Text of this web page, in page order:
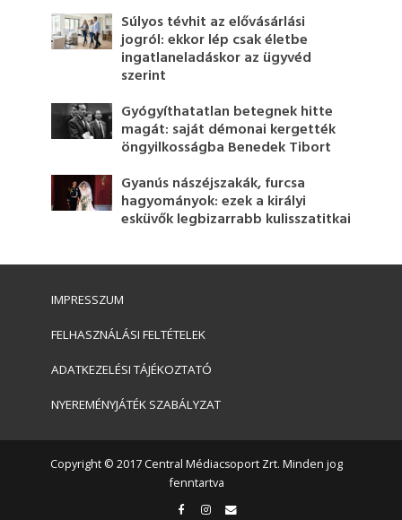
Súlyos tévhit az elővásárlási
jogról: ekkor lép csak életbe
ingatlaneladáskor az ügyvéd
szerint
Gyógyíthatatlan betegnek hitte
magát: saját démonai kergették
öngyilkosságba Benedek Tibort
Gyanús nászéjszakák, furcsa
hagyományok: ezek a királyi
esküvők legbizarrabb kulisszatitkai
IMPRESSZUM
FELHASZNÁLÁSI FELTÉTELEK
ADATKEZELÉSI TÁJÉKOZTATÓ
NYEREMÉNYJÁTÉK SZABÁLYZAT
Copyright © 2017 Central Médiacsoport Zrt. Minden jog
fenntartva